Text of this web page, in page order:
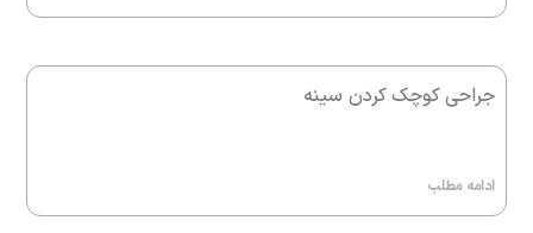
جراحی کوچک کردن سینه
ادامه مطلب